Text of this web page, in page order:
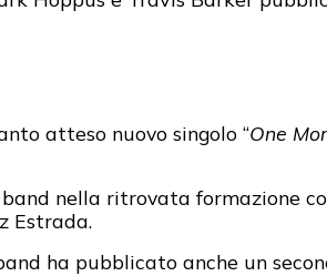
atteso nuovo singolo “One
nella ritrovata formazione
Estrada.
ha pubblicato anche un